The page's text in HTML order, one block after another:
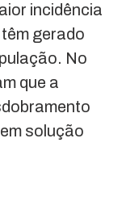
incidência
gerado
No
que a
solução